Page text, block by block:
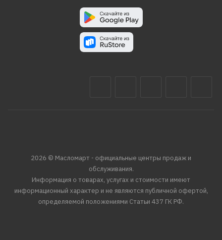
2026 © Масломарт - официальные центры продаж и
обслуживания.
Информация о товарах, услугах и стоимости имеют
информационный характер и не являются публичной офертой,
определяемой положениями Статьи 437 ГК РФ.